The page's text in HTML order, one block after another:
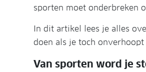
sporten moet onderbreken
In dit artikel lees je alles
doen als je toch
Van sporten word je